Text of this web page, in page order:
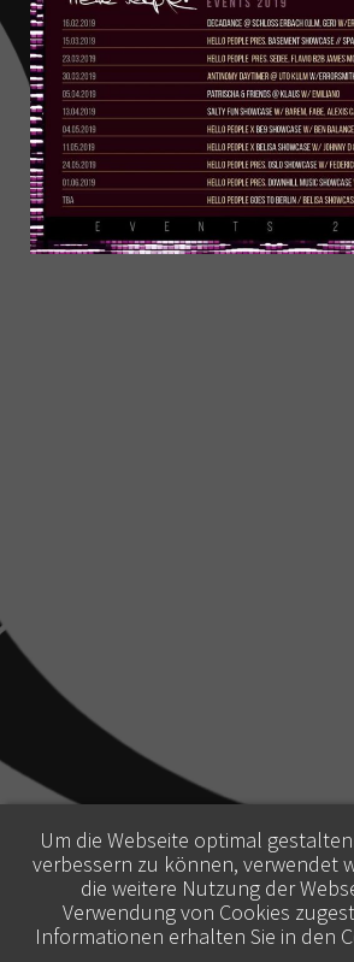
Um die Webseite optimal
verbessern zu können, verwendet
die weitere Nutzung der
Verwendung von Cookies
Informationen erhalten Sie in den